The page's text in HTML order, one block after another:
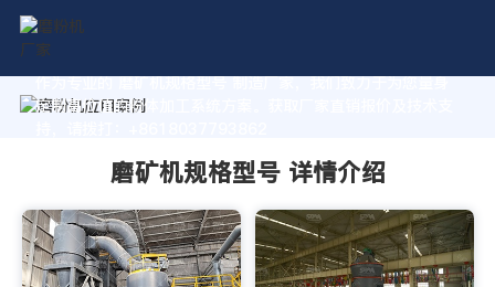
作为专业的 磨矿机规格型号 制造厂家，我们致力于为您量身
定制高价值的粉体加工系统方案。获取厂家直销报价及技术支
磨矿机规格型号 详情介绍